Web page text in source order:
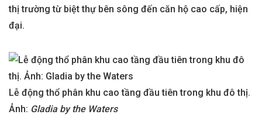
thị trường từ biệt thự bên sông đến căn hộ cao cấp, hiện
đại.
Lễ động thổ phân khu cao tầng đầu tiên trong khu đô thị.
Ảnh: Gladia by the Waters